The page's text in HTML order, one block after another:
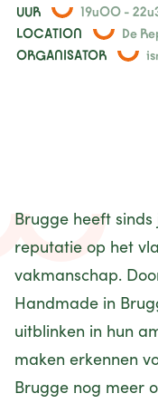
UUR
19u00 -
LOCATION
De
ORGANISATOR
Brugge heeft
reputatie op het
vakmanschap.
Handmade in
uitblinken in hun
maken erkennen
Brugge nog meer